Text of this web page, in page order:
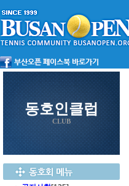
동호인클럽
CLUB